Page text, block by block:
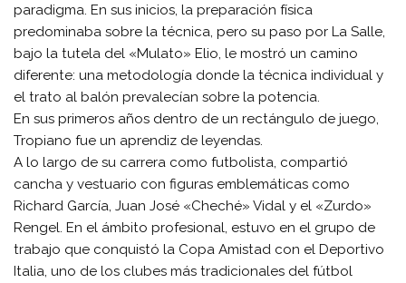
paradigma. En sus inicios, la preparación física
predominaba sobre la técnica, pero su paso por La Salle,
bajo la tutela del «Mulato» Elio, le mostró un camino
diferente: una metodología donde la técnica individual y
el trato al balón prevalecían sobre la potencia.
En sus primeros años dentro de un rectángulo de juego,
Tropiano fue un aprendiz de leyendas.
A lo largo de su carrera como futbolista, compartió
cancha y vestuario con figuras emblemáticas como
Richard García, Juan José «Cheché» Vidal y el «Zurdo»
Rengel. En el ámbito profesional, estuvo en el grupo de
trabajo que conquistó la Copa Amistad con el Deportivo
Italia, uno de los clubes más tradicionales del fútbol